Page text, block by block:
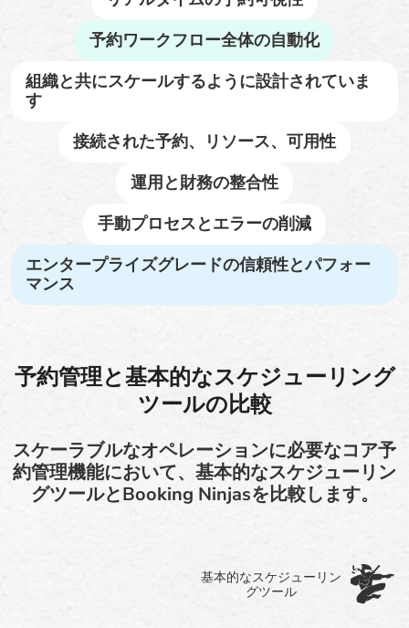
予約ワークフロー全体の自動化
組織と共にスケールするように設計されていま
す
接続された予約、リソース、可用性
運用と財務の整合性
手動プロセスとエラーの削減
エンタープライズグレードの信頼性とパフォー
マンス
予約管理と基本的なスケジューリング
ツールの比較
スケーラブルなオペレーションに必要なコア予
約管理機能において、基本的なスケジューリン
グツールとBooking Ninjasを比較します。
基本的なスケジューリン
グツール